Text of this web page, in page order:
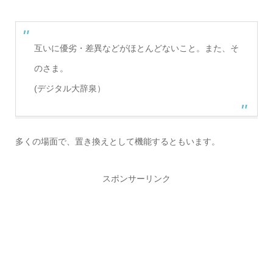
互いに優劣・差異などがほとんどないこと。また、そ
のさま。
(デジタル大辞泉）
多くの場面で、置き換えとして機能するともいます。
スポンサーリンク